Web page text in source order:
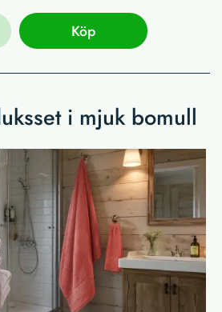
Köp
i mjuk bomull